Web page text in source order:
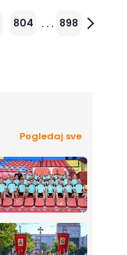
804 . . . 898
Pogledaj sve